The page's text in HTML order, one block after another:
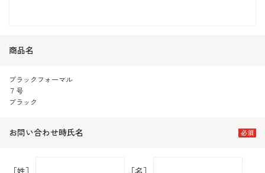
商品名
ブラックフォーマル
７号
ブラック
お問い合わせ時氏名
［姓］ ［名］